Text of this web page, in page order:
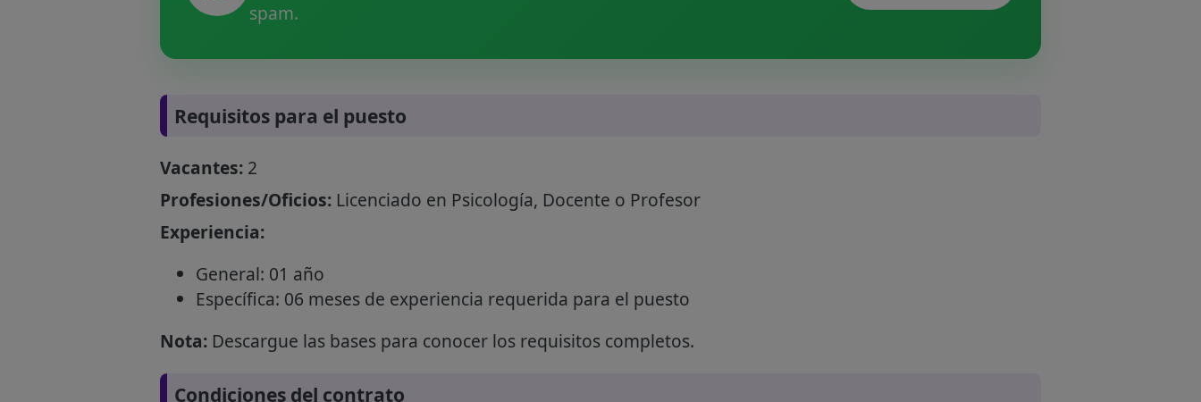
spam.
Requisitos para el puesto
Vacantes:2
Profesiones/Oficios:Licenciado en Psicología, Docente o Profesor
Experiencia:
General: 01 año
Específica: 06 meses de experiencia requerida para el puesto
Nota:Descargue las bases para conocer los requisitos completos.
Condiciones del contrato